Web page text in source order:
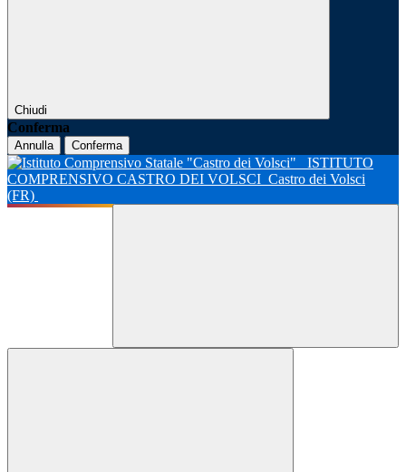
Chiudi
Conferma
Annulla Conferma
ISTITUTO
COMPRENSIVO CASTRO DEI VOLSCI Castro dei Volsci
(FR)